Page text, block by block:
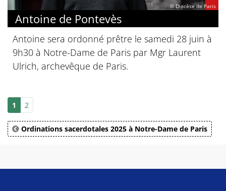
© Diocèse de Paris
Antoine de Pontevès
Antoine sera ordonné prêtre le samedi 28 juin à
9h30 à Notre-Dame de Paris par Mgr Laurent
Ulrich, archevêque de Paris.
1 2
Ordinations sacerdotales 2025 à Notre-Dame de Paris